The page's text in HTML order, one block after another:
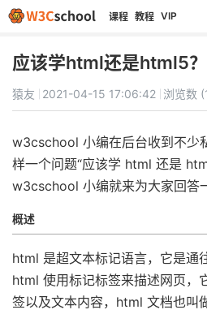
课程 教程 VIP
应该学html还是html5？
猿友 2021-04-15 17:06:42 浏览数
w3cschool 小编在后台收到不少
样一个问题“应该学 html 还是
w3cschool 小编就来为大家回答
概述
html 是超文本标记语言，它是通
html 使用标记标签来描述网页，
签以及文本内容，html 文档也叫